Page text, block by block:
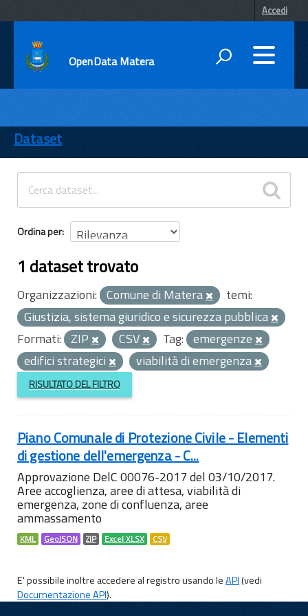
Accedi
OpenData Matera
ENTI
TEMI
INFORMAZIONI
Dataset
Ordina per
1 dataset trovato
Organizzazioni: Comune di Matera
temi:
Giustizia, sistema giuridico e sicurezza pubblica
Formati: ZIP CSV Tag: emergenze
edifici strategici
viabilità di emergenza
RISULTATO DEL FILTRO
Piano Comunale di Protezione Civile - Elementi
di gestione dell'emergenza - C...
Approvazione DelC 00076-2017 del 03/10/2017.
Aree accoglienza, aree di attesa, viabilità di
emergenza, zone di confluenza, aree
ammassamento
KML GeoJSON ZIP Excel XLSX CSV
E' possibile inoltre accedere al registro usando leAPI(vedi
Documentazione API).